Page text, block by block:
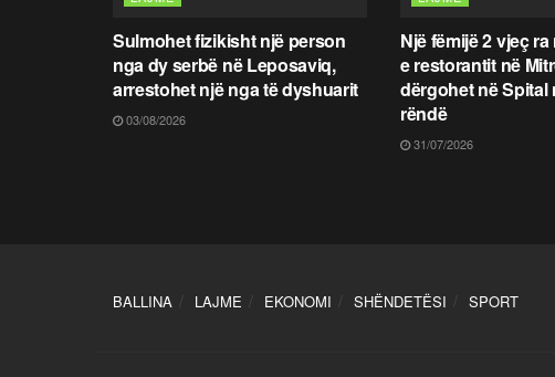
Sulmohet fizikisht një person
nga dy serbë në Leposaviq,
arrestohet një nga të dyshuarit
03/08/2026
Një fëmijë 2 vjeç
e restorantit në
dërgohet në Spital
rëndë
31/07/2026
BALLINA LAJME EKONOMI SHËNDETËSI SPORT